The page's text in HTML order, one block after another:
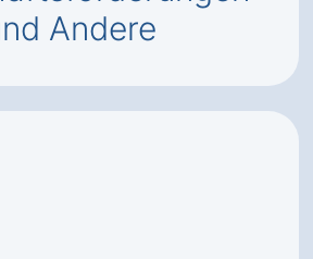
Andere